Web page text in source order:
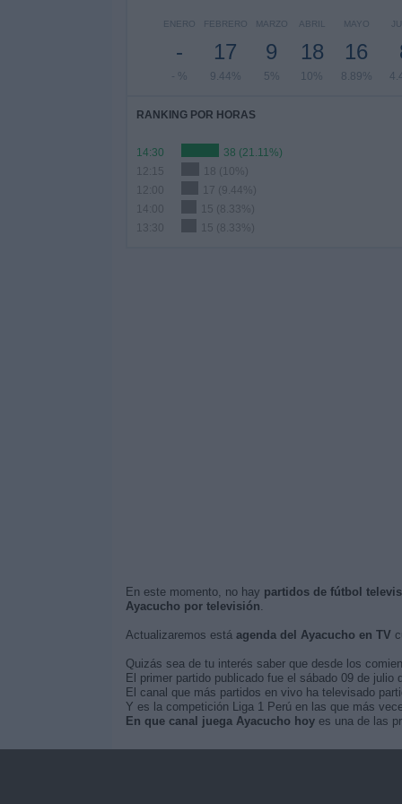
ENERO
-
- %
FEBRERO
17
9.44%
MARZO
9
5%
ABRIL
18
10%
MAYO
16
8.89%
RANKING POR HORAS
14:30
38 (21.11%)
12:15
18 (10%)
12:00
17 (9.44%)
15 (8.33%)
13:30
15 (8.33%)
En este momento, no hay partidos de fútbol
Ayacucho por televisión.
Actualizaremos está agenda del Ayacucho en TV
Quizás sea de tu interés saber que desde los
El primer partido publicado fue el sábado 09 de
El canal que más partidos en vivo ha televisado
Y es la competición Liga 1 Perú en las que más
En que canal juega Ayacucho hoyes una de las